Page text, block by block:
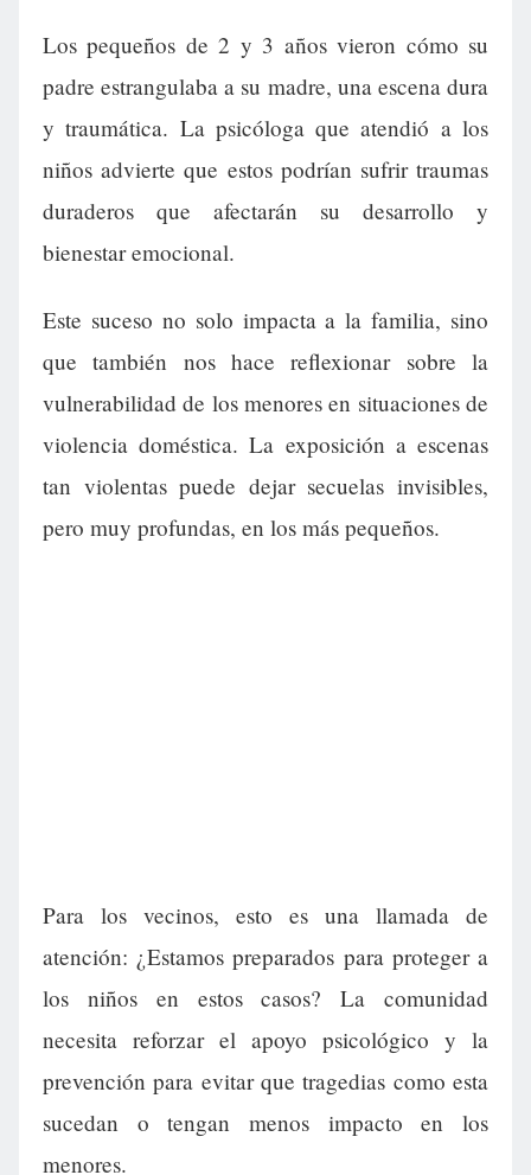
Los pequeños de 2 y 3 años vieron cómo su
padre estrangulaba a su madre, una escena dura
y traumática. La psicóloga que atendió a los
niños advierte que estos podrían sufrir traumas
duraderos que afectarán su desarrollo y
bienestar emocional.
Este suceso no solo impacta a la familia, sino
que también nos hace reflexionar sobre la
vulnerabilidad de los menores en situaciones de
violencia doméstica. La exposición a escenas
tan violentas puede dejar secuelas invisibles,
pero muy profundas, en los más pequeños.
Para los vecinos, esto es una llamada de
atención: ¿Estamos preparados para proteger a
los niños en estos casos? La comunidad
necesita reforzar el apoyo psicológico y la
prevención para evitar que tragedias como esta
sucedan o tengan menos impacto en los
menores.